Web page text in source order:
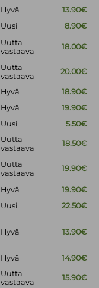
Hyvä
13.90€
Uusi
8.90€
Uutta
vastaava
18.00€
Uutta
vastaava
20.00€
Hyvä
18.90€
Hyvä
19.90€
Uusi 5.50€
Uutta
vastaava
18.50€
Uutta
vastaava
19.90€
Hyvä
19.90€
Uusi
22.50€
Hyvä 13.90€
Hyvä 14.90€
Uutta
vastaava
15.90€